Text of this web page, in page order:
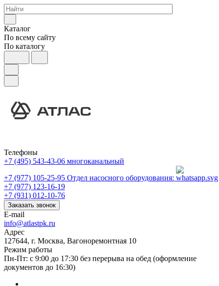
Каталог
По всему сайту
По каталогу
Телефоны
+7 (495) 543-43-06 многоканальный
+7 (977) 105-25-95 Отдел насосного оборудования:
+7 (977) 123-16-19
+7 (931) 012-10-76
Заказать звонок
E-mail
info@atlastpk.ru
Адрес
127644, г. Москва, Вагоноремонтная 10
Режим работы
Пн-Пт: с 9:00 до 17:30 без перерыва на обед (оформление
документов до 16:30)